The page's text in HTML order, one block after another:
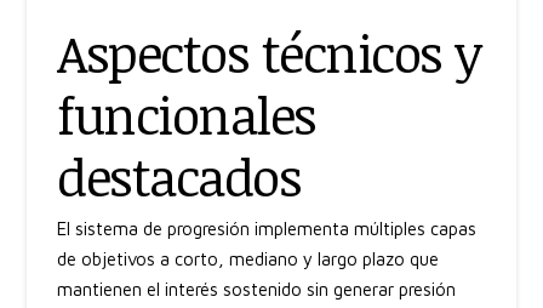
Aspectos técnicos y
funcionales
destacados
El sistema de progresión implementa múltiples capas
de objetivos a corto, mediano y largo plazo que
mantienen el interés sostenido sin generar presión